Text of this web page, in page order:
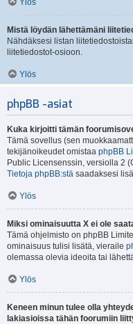
Ylös
Mistä löydän lähettämäni
Nähdäksesi listan
liitetiedostot-osioon.
Ylös
phpBB -asiat
Kuka kirjoitti tämän
Tämä sovellus (sen
tekijänoikeudet omistaa phpBB
Public Licensenssin, versiolla 2
Tietoja phpBB:stä saadaksesi
Ylös
Miksi ominaisuutta X ei ole
Tämä ohjelmisto on phpBB
ominaisuus tulisi lisätä, vieraile
olemassa olevia ideoita tai
Ylös
Keneen minun tulee olla
lakiasioissa tähän foorumiin